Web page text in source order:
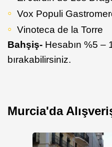
Vox Populi
Vinoteca de la Torre
Bahşiş- Hesabın %5 –
bırakabilirsiniz.
Murcia'da